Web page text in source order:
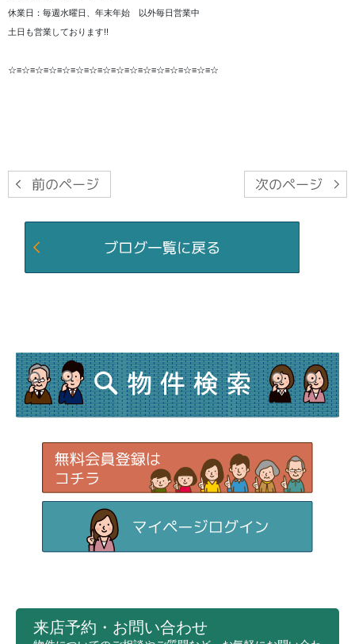
休業日：毎週水曜日、年末年始 以外毎日営業中
土日も営業しております!!
☆≡☆≡☆≡☆≡☆≡☆≡☆≡☆≡☆≡☆≡☆≡☆≡☆≡☆≡☆≡☆
来店予約・お問い合わせ